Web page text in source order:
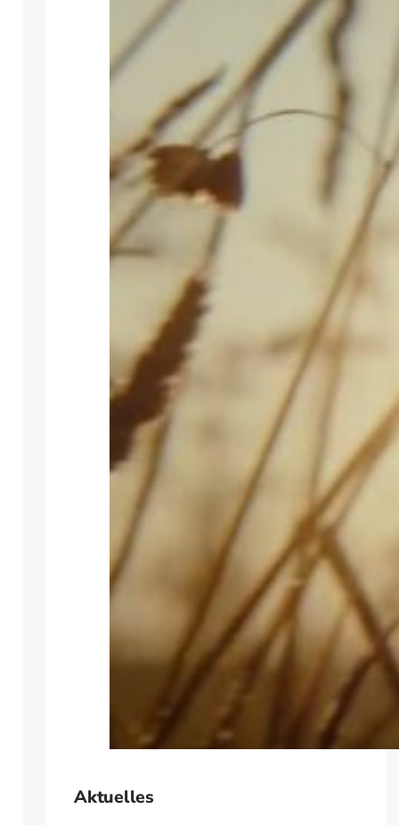
Aktuelles